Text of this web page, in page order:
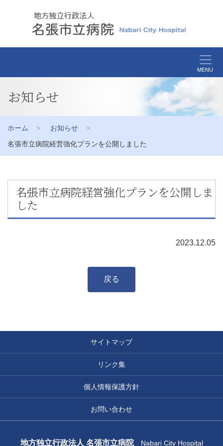
MENU
お知らせ
ホーム
お知らせ
名張市立病院経営強化プランを公開しました
名張市立病院経営強化プランを公開しま
した
2023.12.05
戻る
サイトマップ
リンク集
個人情報保護方針
お問い合わせ
地方独立行政法人 名張市立病院Nabari City Hospital